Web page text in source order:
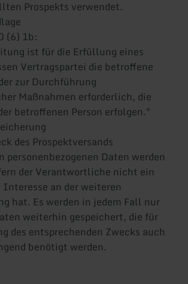
Prospekts verwendet.
(6) 1b:
ist für die Erfüllung eines
Vertragspartei die betroffene
zur Durchführung
Maßnahmen erforderlich, die
betroffenen Person erfolgen."
des Prospektversands
personenbezogenen Daten werden
der Verantwortliche nicht ein
an der weiteren
hat. Es werden in jedem Fall nur
weiterhin gespeichert, die für
des entsprechenden Zwecks auch
benötigt werden.